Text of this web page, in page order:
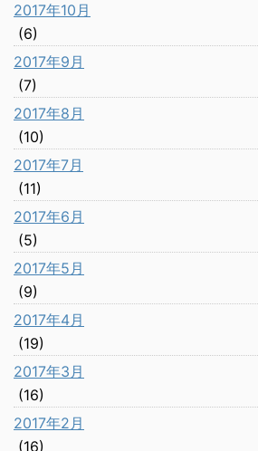
2017年10月
(6)
2017年9月
(7)
2017年8月
(10)
2017年7月
(11)
2017年6月
(5)
2017年5月
(9)
2017年4月
(19)
2017年3月
(16)
2017年2月
(16)